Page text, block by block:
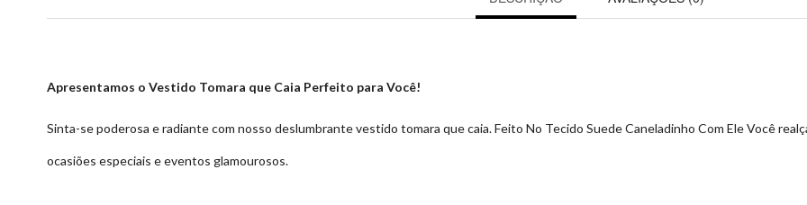
Apresentamos o Vestido Tomara que Caia Perfeito para Você!
Sinta-se poderosa e radiante com nosso deslumbrante vestido tomara que caia. Feito No Tecido Suede Caneladinho Com Ele Você
ocasiões especiais e eventos glamourosos.